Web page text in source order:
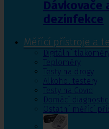
dezinfekce
Měřící přístroje a
Digitální
Teploměry
Testy na drogy
Alkohol testery
Testy na Covid
Domácí
Ostatní měřící